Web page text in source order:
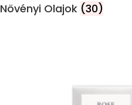
Növényi Olajok (30)